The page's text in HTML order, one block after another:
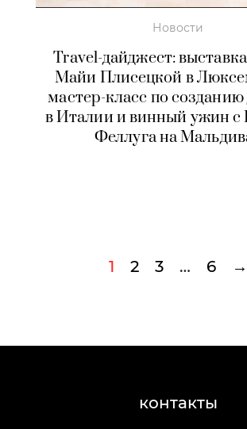
Новости
Travel-дайджест:
Майи Плисецкой в
мастер-класс по созданию
в Италии и винный ужин с
Феллуга на
1 2 3 … 6 →
контакты